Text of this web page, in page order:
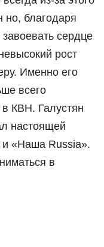
но, благодаря
сердце
рост
Именно его
всего
в КВН. Галустян
настоящей
и «Наша Russia».
в